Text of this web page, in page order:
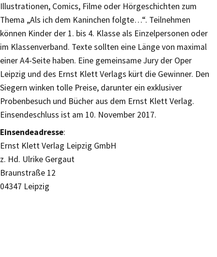
Illustrationen, Comics, Filme oder Hörgeschichten zum
Thema „Als ich dem Kaninchen folgte…“. Teilnehmen
können Kinder der 1. bis 4. Klasse als Einzelpersonen oder
im Klassenverband. Texte sollten eine Länge von maximal
einer A4-Seite haben. Eine gemeinsame Jury der Oper
Leipzig und des Ernst Klett Verlags kürt die Gewinner. Den
Siegern winken tolle Preise, darunter ein exklusiver
Probenbesuch und Bücher aus dem Ernst Klett Verlag.
Einsendeschluss ist am 10. November 2017.
Einsendeadresse:
Ernst Klett Verlag Leipzig GmbH
z. Hd. Ulrike Gergaut
Braunstraße 12
04347 Leipzig